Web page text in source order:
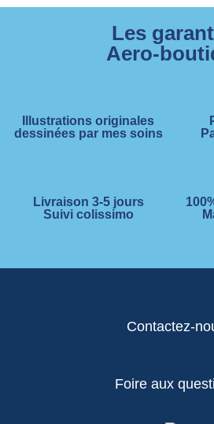
Les
Aero-
Illustrations originales
dessinées par mes soins
Livraison 3-5 jours
Suivi colissimo
Contactez-
Foire aux